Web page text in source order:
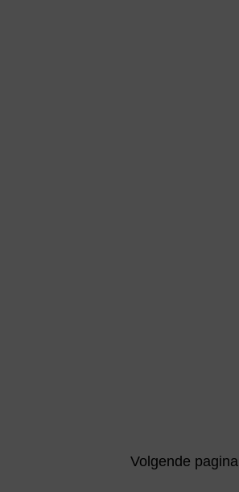
Volgende pagina